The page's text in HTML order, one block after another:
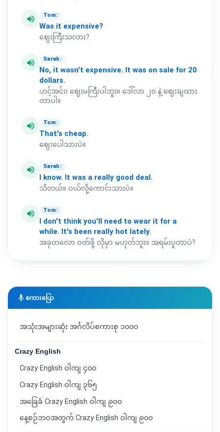
volume_up Tom:
Was it expensive?
ဈေးကြီးသလား?
volume_up Sarah:
No, it wasn't expensive. It was on sale for 20
dollars.
ဟင့်အင်း၊ ဈေးမကြီးပါဘူး။ ဒေါ်လာ ၂၀ နဲ့ ဈေးချထား
တာပါ။
volume_up Tom:
That's cheap.
ဈေးပေါသားပဲ။
volume_up Sarah:
know. It was a really good deal.
သိတယ်။ ဝယ်လို့ကောင်းသားပဲ။
volume_up Tom:
I don't think you'll need to wear it for a
while. It's been really hot lately.
အခုတလော ဝတ်ဖို့ လိုမှာ မဟုတ်ဘူး။ အရမ်းပူတာပဲ?
mic စကားပြော
အသုံးအများဆုံး အင်္ဂလိပ်စကားစု ၁၀၀၀
Crazy English
Crazy English ဝါကျ ၄၀၀
Crazy English ဝါကျ ၃၆၅
အခြေခံ Crazy English ဝါကျ ၉၀၀
နေ့စဉ်ဘဝအတွက် Crazy English ဝါကျ ၉၀၀